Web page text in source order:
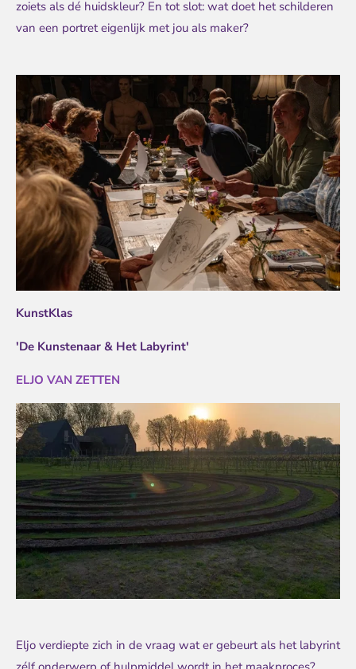
zoiets als dé huidskleur? En tot slot: wat doet het schilderen
van een portret eigenlijk met jou als maker?
KunstKlas
'De Kunstenaar & Het Labyrint'
ELJO VAN ZETTEN
Eljo verdiepte zich in de vraag wat er gebeurt als het labyrint